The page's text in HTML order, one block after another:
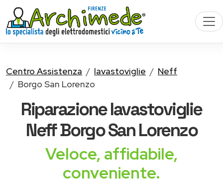
Centro Assistenza lavastoviglie
Neff
Borgo San Lorenzo
Riparazionelavastoviglie
NeffBorgo San Lorenzo
Veloce, affidabile,
conveniente.